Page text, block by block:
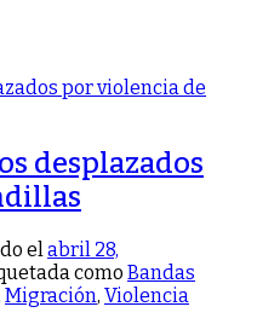
desplazados
el abril 28,
como Bandas
Migración, Violencia